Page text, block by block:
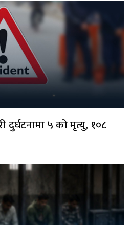
दुर्घटनामा ५ को मृत्यु, १०८